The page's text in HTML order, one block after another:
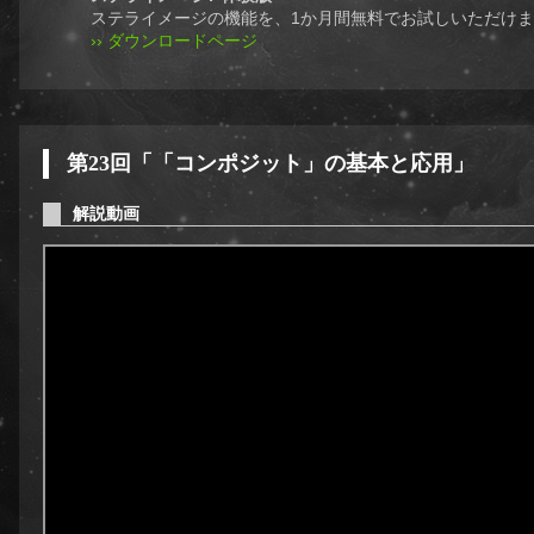
ステライメージの機能を、1か月間無料でお試しいただけ
›› ダウンロードページ
第23回「「コンポジット」の基本と応用」
解説動画